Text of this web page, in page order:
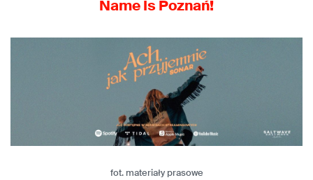
Name Is Poznań!
fot. materiały prasowe